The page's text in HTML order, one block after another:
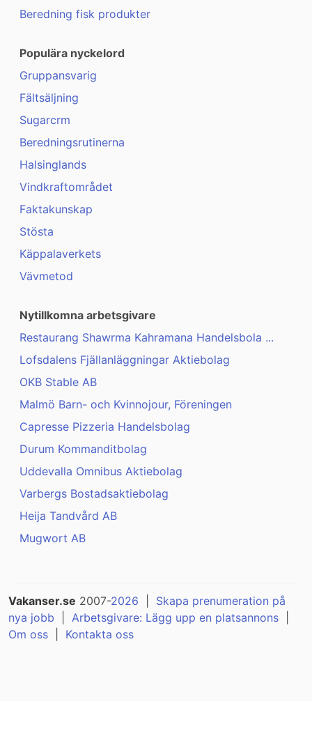
Beredning fisk produkter
Populära nyckelord
Gruppansvarig
Fältsäljning
Sugarcrm
Beredningsrutinerna
Halsinglands
Vindkraftområdet
Faktakunskap
Stösta
Käppalaverkets
Vävmetod
Nytillkomna arbetsgivare
Restaurang Shawrma Kahramana Handelsbola ...
Lofsdalens Fjällanläggningar Aktiebolag
OKB Stable AB
Malmö Barn- och Kvinnojour, Föreningen
Capresse Pizzeria Handelsbolag
Durum Kommanditbolag
Uddevalla Omnibus Aktiebolag
Varbergs Bostadsaktiebolag
Heija Tandvård AB
Mugwort AB
Vakanser.se 2007-2026
Skapa prenumeration på
nya jobb
Arbetsgivare: Lägg upp en platsannons
Om oss
Kontakta oss